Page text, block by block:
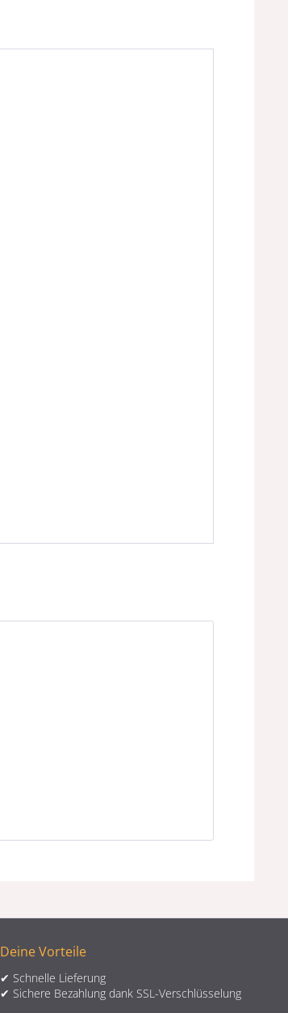
Deine Vorteile
✔ Schnelle Lieferung
✔ Sichere Bezahlung dank SSL-Verschlüsselung